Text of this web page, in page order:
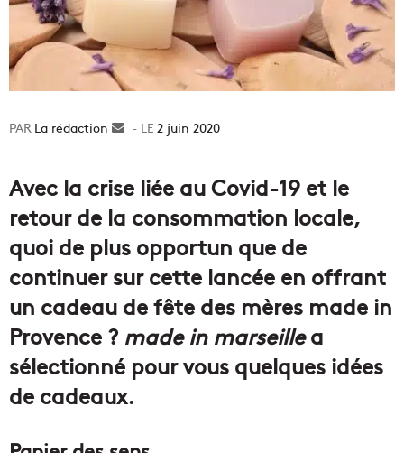
La rédaction
Envoyer2 juin 2020
Avec la crise liée au Covid-19 et le
retour de la consommation locale,
quoi de plus opportun que de
continuer sur cette lancée en offrant
un cadeau de fête des mères made in
Provence ? made in marseillea
sélectionné pour vous quelques idées
de cadeaux.